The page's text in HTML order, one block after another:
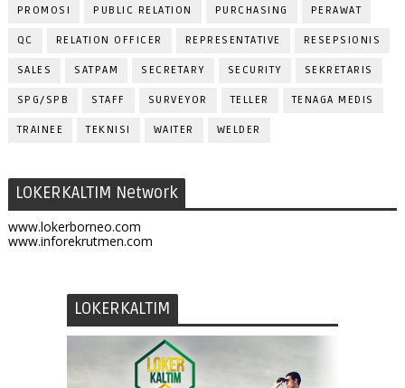
PROMOSI PUBLIC RELATION PURCHASING PERAWAT
QC RELATION OFFICER REPRESENTATIVE RESEPSIONIS
SALES SATPAM SECRETARY SECURITY SEKRETARIS
SPG/SPB STAFF SURVEYOR TELLER TENAGA MEDIS
TRAINEE TEKNISI WAITER WELDER
LOKERKALTIM Network
www.lokerborneo.com
www.inforekrutmen.com
LOKERKALTIM